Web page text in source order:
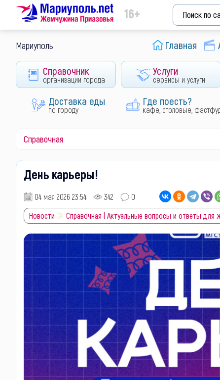
16+
Мариуполь Главная
Справочник
организации города
Услуги
сервисы и услуги
Доставка еды
по городу
Где поесть?
кафе, столовые,
Справочная
День карьеры!
04 мая 2026 23:54 342
0
Новости
Справочная | Актуальные вопросы и ответы для